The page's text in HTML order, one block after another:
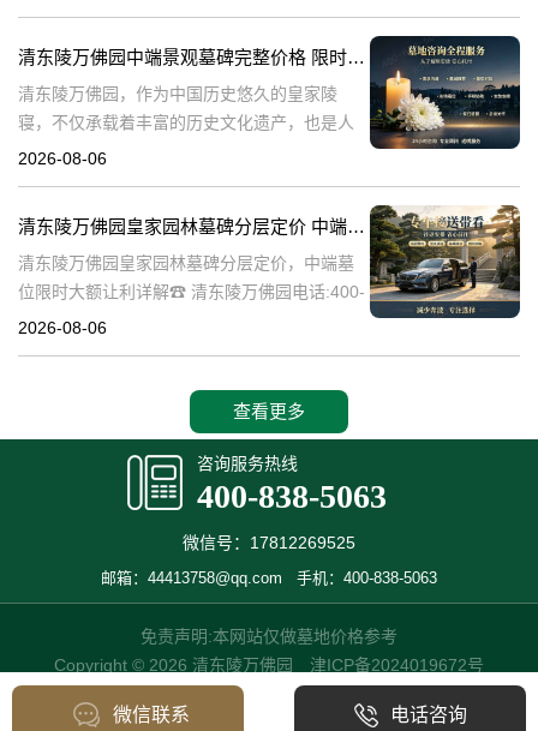
清东陵万佛园中端景观墓碑完整价格 限时减免多年管理费详解
清东陵万佛园，作为中国历史悠久的皇家陵
寝，不仅承载着丰富的历史文化遗产，也是人
们缅怀先人、寄托哀思的重要场所。近年来，
清
2026-08-06
清东陵万佛园皇家园林墓碑分层定价 中端墓位限时大额让利详解
清东陵万佛园皇家园林墓碑分层定价，中端墓
位限时大额让利详解☎ 清东陵万佛园电话:400-
838-5063清东陵万佛园，作为中国历史上著名
2026-08-06
查看更多
咨询服务热线
400-838-5063
微信号：17812269525
邮箱：44413758@qq.com 手机：400-838-5063
免责声明:本网站仅做墓地价格参考
Copyright © 2026 清东陵万佛园 津ICP备2024019672号
微信联系 电话咨询